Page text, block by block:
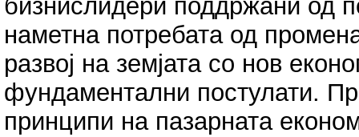
бизнислидери поддржани од
наметна потребата од
развој на земјата со нов
фундаментални постулати.
принципи на пазарната